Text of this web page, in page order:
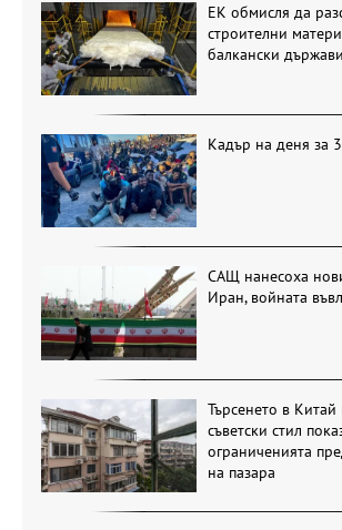
ЕК обмисля да
строителни
балкански държави
Кадър на деня за 3
САЩ нанесоха
Иран, войната
Търсенето в
съветски стил
ограниченията
на пазара